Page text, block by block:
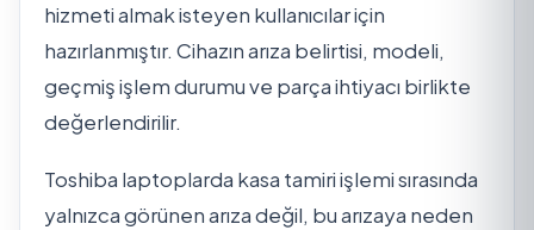
hizmeti almak isteyen kullanıcılar için
hazırlanmıştır. Cihazın arıza belirtisi, modeli,
geçmiş işlem durumu ve parça ihtiyacı birlikte
değerlendirilir.
Toshiba laptoplarda kasa tamiri işlemi sırasında
yalnızca görünen arıza değil, bu arızaya neden